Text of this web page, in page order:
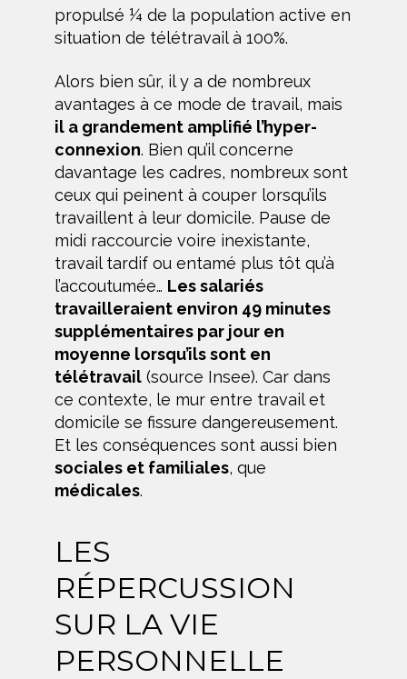
propulsé ¼ de la population active en
situation de télétravail à 100%.
Alors bien sûr, il y a de nombreux
avantages à ce mode de travail, mais
il a grandement amplifié l’hyper-
connexion. Bien qu’il concerne
davantage les cadres, nombreux sont
ceux qui peinent à couper lorsqu’ils
travaillent à leur domicile. Pause de
midi raccourcie voire inexistante,
travail tardif ou entamé plus tôt qu’à
l’accoutumée… Les salariés
travailleraient environ 49 minutes
supplémentaires par jour en
moyenne lorsqu’ils sont en
télétravail (source Insee). Car dans
ce contexte, le mur entre travail et
domicile se fissure dangereusement.
Et les conséquences sont aussi bien
sociales et familiales, que
médicales.
LES
RÉPERCUSSION
SUR LA VIE
PERSONNELLE